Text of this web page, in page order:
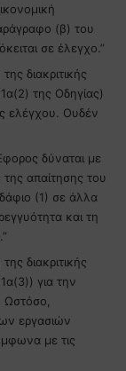
(β) του
σε έλεγχο.”
διακριτικής
της Οδηγίας)
ελέγχου. Ουδέν
δύναται με
της απαίτησης του
(1) σε άλλα
και τη
διακριτικής
για την
Ωστόσο,
εργασιών
με τις